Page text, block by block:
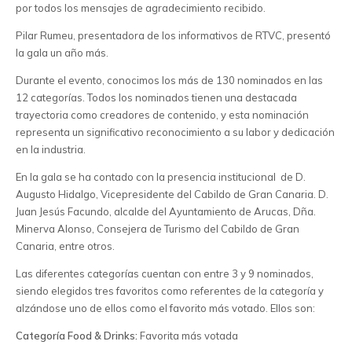
por todos los mensajes de agradecimiento recibido.
Pilar Rumeu, presentadora de los informativos de RTVC, presentó
la gala un año más.
Durante el evento, conocimos los más de 130 nominados en las
12 categorías. Todos los nominados tienen una destacada
trayectoria como creadores de contenido, y esta nominación
representa un significativo reconocimiento a su labor y dedicación
en la industria.
En la gala se ha contado con la presencia institucional de D.
Augusto Hidalgo, Vicepresidente del Cabildo de Gran Canaria. D.
Juan Jesús Facundo, alcalde del Ayuntamiento de Arucas, Dña.
Minerva Alonso, Consejera de Turismo del Cabildo de Gran
Canaria, entre otros.
Las diferentes categorías cuentan con entre 3 y 9 nominados,
siendo elegidos tres favoritos como referentes de la categoría y
alzándose uno de ellos como el favorito más votado. Ellos son:
Categoría Food & Drinks: Favorita más votada